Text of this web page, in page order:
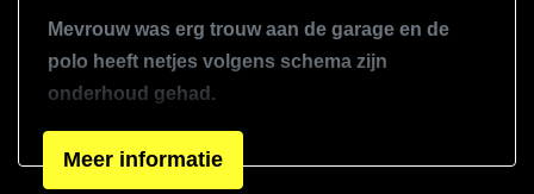
Extra getint glas achter
Metaalkleur
Mevrouw was erg trouw aan de garage en de
polo heeft netjes volgens schema zijn
onderhoud gehad.
De Volkswagen is rijk uitgerust, zo is hij voorzien
van climate control, dab radio, cruise control,
Meer informatie